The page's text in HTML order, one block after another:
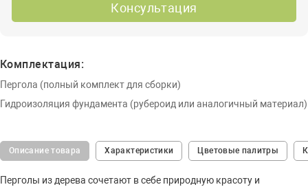
Консультация
Комплектация:
Пергола (полный комплект для сборки)
Гидроизоляция фундамента (рубероид или аналогичный материал)
Описание товара Характеристики Цветовые палитры
Перголы из дерева сочетают в себе природную красоту и